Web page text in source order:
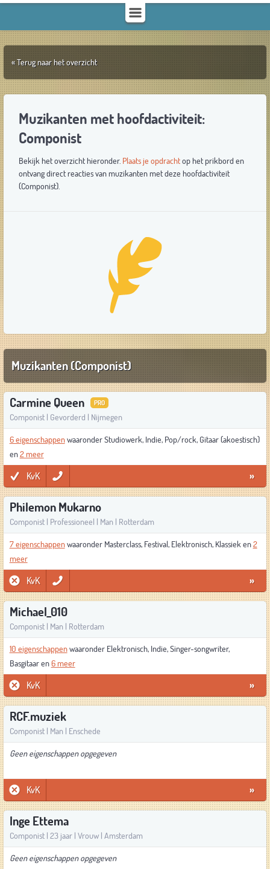
« Terug naar het overzicht
Muzikanten met hoofdactiviteit:
Componist
Bekijk het overzicht hieronder. Plaats je opdrachtop het prikbord en
ontvang direct reacties van muzikanten met deze hoofdactiviteit
(Componist).
Muzikanten (Componist)
Carmine Queen PRO
Componist | Gevorderd | Nijmegen
6 eigenschappenwaaronder Studiowerk, Indie, Pop/rock, Gitaar (akoestisch)
en2 meer
KvK »
Philemon Mukarno
Componist | Professioneel | Man | Rotterdam
7 eigenschappenwaaronder Masterclass, Festival, Elektronisch, Klassiek en2
meer
KvK »
Michael_010
Componist | Man | Rotterdam
10 eigenschappenwaaronder Elektronisch, Indie, Singer-songwriter,
Basgitaar en6 meer
KvK »
RCF.muziek
Componist | Man | Enschede
Geen eigenschappen opgegeven
KvK »
Inge Ettema
Componist | 23 jaar | Vrouw | Amsterdam
Geen eigenschappen opgegeven